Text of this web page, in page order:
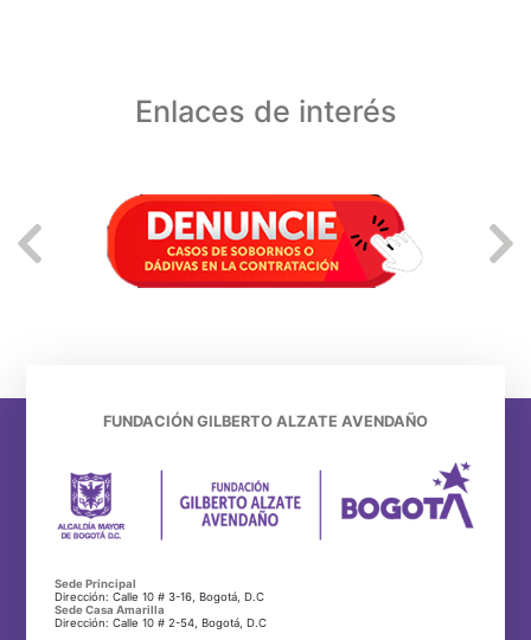
Enlaces de interés
FUNDACIÓN GILBERTO ALZATE AVENDAÑO
Sede Principal
Dirección: Calle 10 # 3-16, Bogotá, D.C
Sede Casa Amarilla
Dirección: Calle 10 # 2-54, Bogotá, D.C